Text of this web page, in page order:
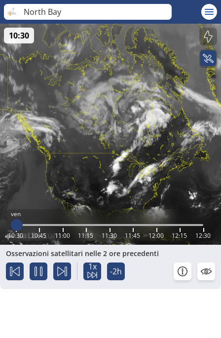
North Bay
ven
10:30 10:45 11:00 11:15 11:30 11:45 12:00 12:15 12:30
10:30
Osservazioni satellitari nelle 2 ore precedenti
1x -2h